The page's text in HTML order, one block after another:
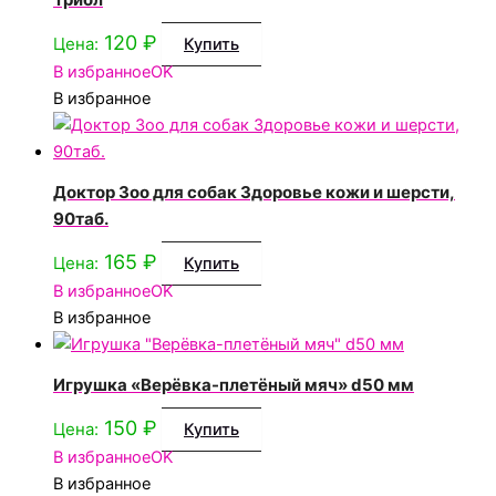
Цена: 120 ₽
Купить
В избранноеOK
В избранное
Доктор Зоо для собак Здоровье кожи и шерсти,
90таб.
Цена: 165 ₽
Купить
В избранноеOK
В избранное
Игрушка «Верёвка-плетёный мяч» d50 мм
Цена: 150 ₽
Купить
В избранноеOK
В избранное